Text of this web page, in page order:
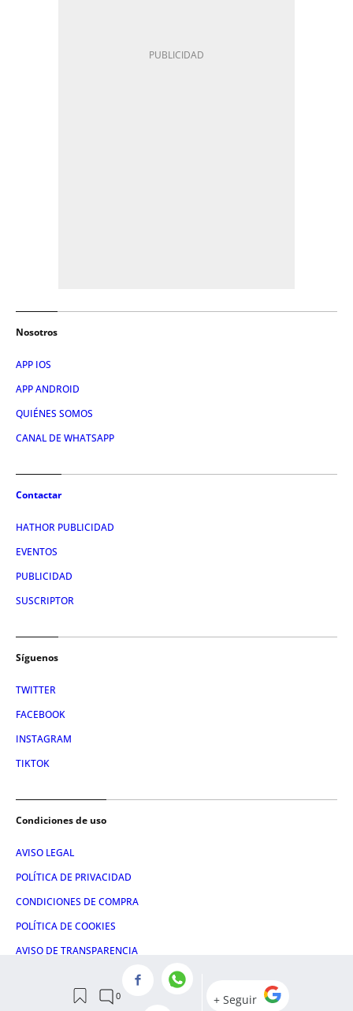
Nosotros
APP IOS
APP ANDROID
QUIÉNES SOMOS
CANAL DE WHATSAPP
Contactar
HATHOR PUBLICIDAD
EVENTOS
PUBLICIDAD
SUSCRIPTOR
Síguenos
TWITTER
FACEBOOK
INSTAGRAM
TIKTOK
Condiciones de uso
AVISO LEGAL
POLÍTICA DE PRIVACIDAD
CONDICIONES DE COMPRA
POLÍTICA DE COOKIES
AVISO DE TRANSPARENCIA